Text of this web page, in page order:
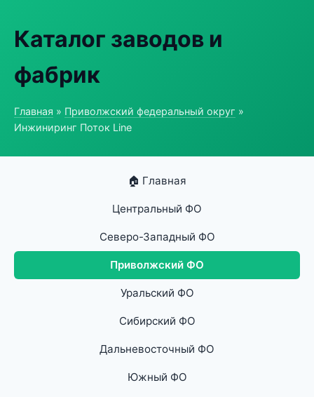
Каталог заводов и
фабрик
Главная » Приволжский федеральный округ »
Инжиниринг Поток Line
🏠 Главная
Центральный ФО
Северо-Западный ФО
Приволжский ФО
Уральский ФО
Сибирский ФО
Дальневосточный ФО
Южный ФО